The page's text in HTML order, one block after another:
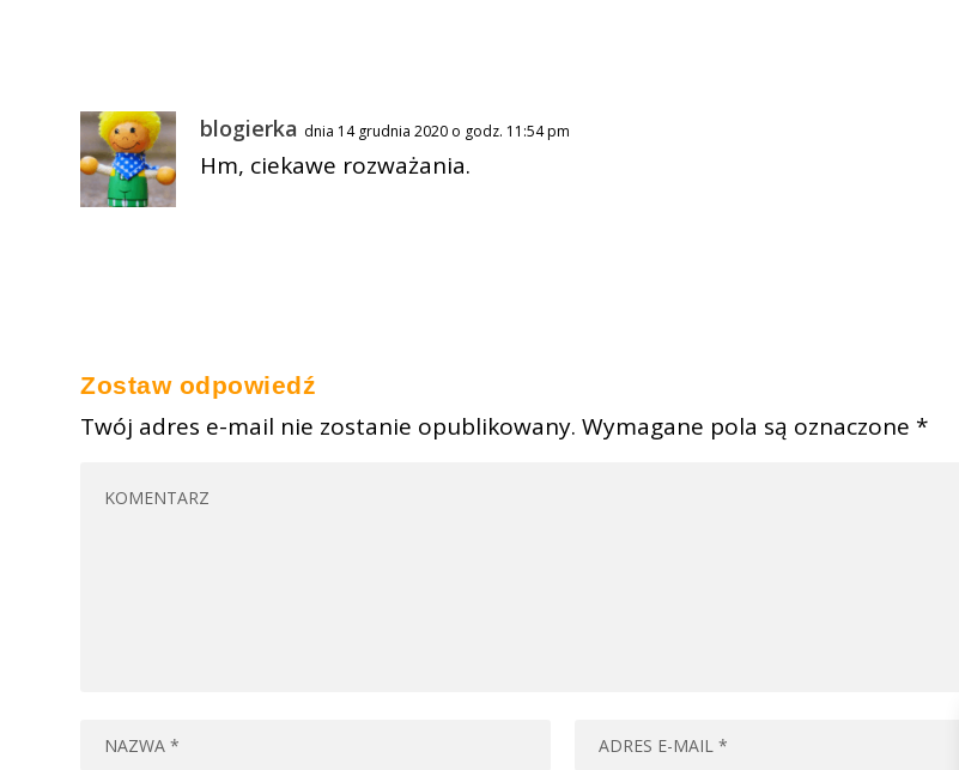
blogierka dnia 14 grudnia 2020 o godz. 11:54 pm
Hm, ciekawe rozważania.
Zostaw odpowiedź
Twój adres e-mail nie zostanie opublikowany. Wymagane pola są oznaczone *